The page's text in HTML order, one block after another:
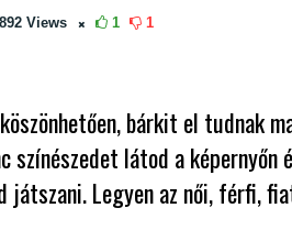
Views 1 1
bárkit el tudnak
színészedet látod a
Legyen az női, férfi,